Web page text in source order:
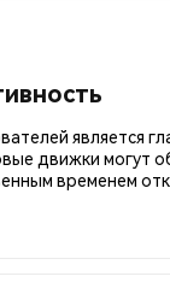
является
движки могут
временем